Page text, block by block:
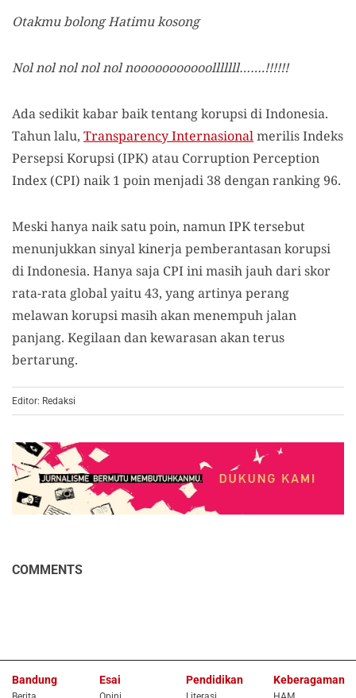
Otakmu bolong Hatimu kosong
Nol nol nol nol nol nooooooooooolllllll…….!!!!!!
Ada sedikit kabar baik tentang korupsi di Indonesia.
Tahun lalu, Transparency Internasionalmerilis Indeks
Persepsi Korupsi (IPK) atau Corruption Perception
Index (CPI) naik 1 poin menjadi 38 dengan ranking 96.
Meski hanya naik satu poin, namun IPK tersebut
menunjukkan sinyal kinerja pemberantasan korupsi
di Indonesia. Hanya saja CPI ini masih jauh dari skor
rata-rata global yaitu 43, yang artinya perang
melawan korupsi masih akan menempuh jalan
panjang. Kegilaan dan kewarasan akan terus
bertarung.
Editor: Redaksi
COMMENTS
Bandung Esai Pendidikan Keberagaman